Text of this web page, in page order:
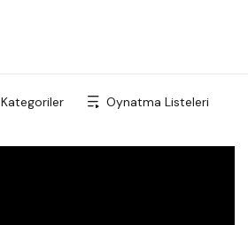
Kategoriler Oynatma Listeleri